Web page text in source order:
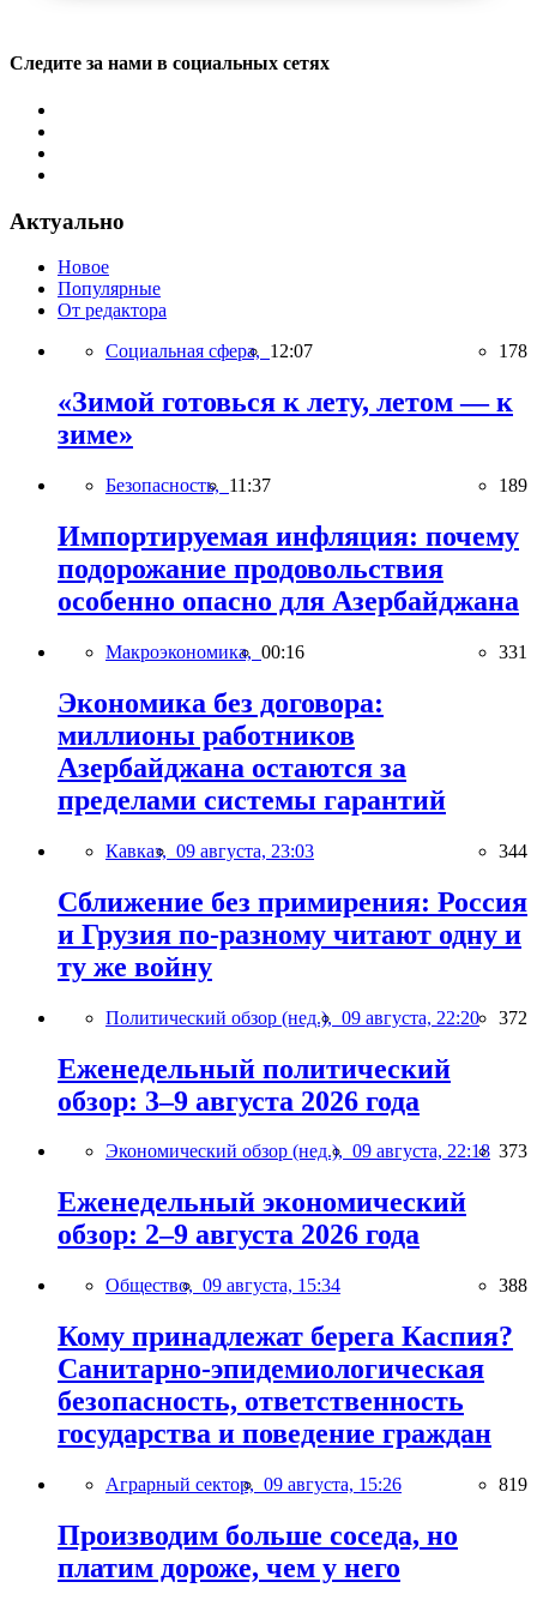
Следите за нами в социальных сетях
Актуально
Новое
Популярные
От редактора
Социальная сфера, 12:07 178
«Зимой готовься к лету, летом — к
зиме»
Безопасность, 11:37 189
Импортируемая инфляция: почему
подорожание продовольствия
особенно опасно для Азербайджана
Макроэкономика, 00:16 331
Экономика без договора:
миллионы работников
Азербайджана остаются за
пределами системы гарантий
Кавказ, 09 августа, 23:03 344
Сближение без примирения: Россия
и Грузия по-разному читают одну и
ту же войну
Политический обзор (нед.), 09 августа, 22:20 372
Еженедельный политический
обзор: 3–9 августа 2026 года
Экономический обзор (нед.), 09 августа, 22:18 373
Еженедельный экономический
обзор: 2–9 августа 2026 года
Общество, 09 августа, 15:34 388
Кому принадлежат берега Каспия?
Санитарно-эпидемиологическая
безопасность, ответственность
государства и поведение граждан
Аграрный сектор, 09 августа, 15:26 819
Производим больше соседа, но
платим дороже, чем у него